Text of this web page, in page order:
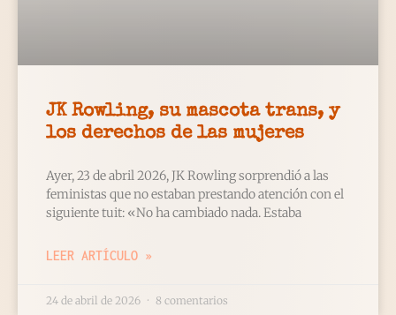
JK Rowling, su mascota trans, y
los derechos de las mujeres
Ayer, 23 de abril 2026, JK Rowling sorprendió a las
feministas que no estaban prestando atención con el
siguiente tuit: «No ha cambiado nada. Estaba
LEER ARTÍCULO »
24 de abril de 2026 8 comentarios